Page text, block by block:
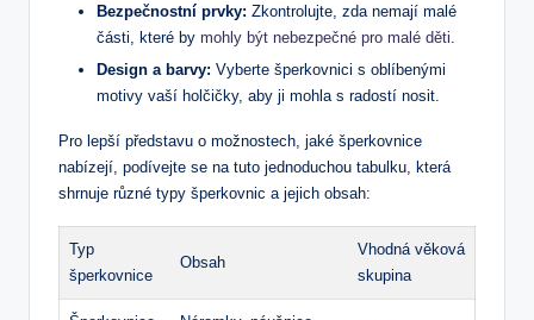
Bezpečnostní prvky: Zkontrolujte, zda nemají malé
části, které by mohly být nebezpečné pro malé děti
Design a barvy: Vyberte šperkovnici s oblíbenými
motivy vaší holčičky, aby ji mohla s radostí nosit.
Pro lepší představu o možnostech, jaké šperkovnice
nabízejí, podívejte se na tuto jednoduchou tabulku, která
shrnuje různé typy šperkovnic a jejich obsah:
Typ
šperkovnice
Obsah
Vhodná věková
skupina